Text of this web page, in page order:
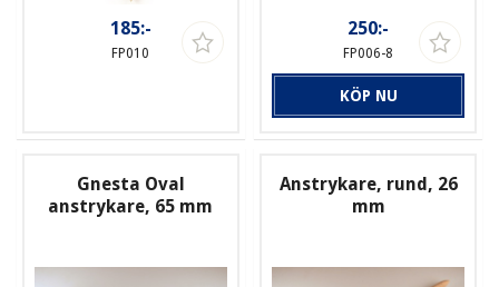
185:-
FP010
250:-
FP006-8
KÖP NU
Gnesta Oval
anstrykare, 65 mm
Anstrykare, rund, 26
mm